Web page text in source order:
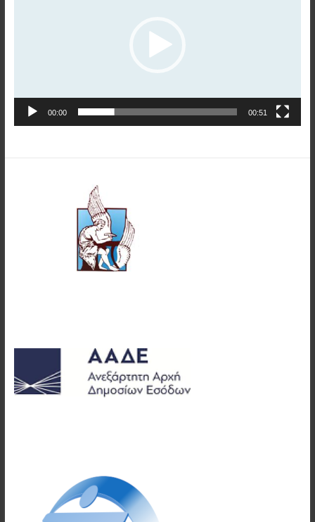
00:00 00:51